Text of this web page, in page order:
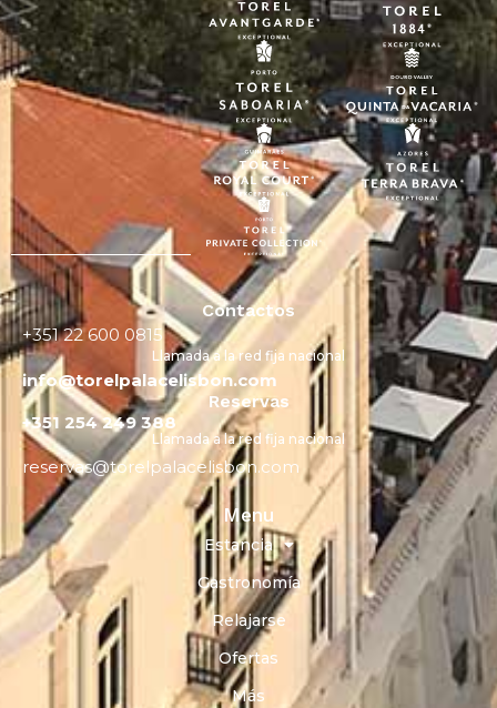
Contactos
+351 22 600 0815
Llamada a la red fija nacional
info@torelpalacelisbon.com
Reservas
+351 254 249 388
Llamada a la red fija nacional
reservas@torelpalacelisbon.com
Menu
Estancia
Gastronomía
Relajarse
Ofertas
Más